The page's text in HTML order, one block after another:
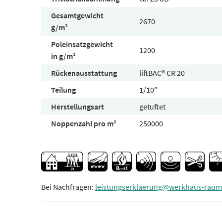
Gesamtgewicht
g/m²
2670
Poleinsatzgewicht
in g/m²
1200
Rückenausstattung
liftBAC® CR 20
Teilung
1/10"
Herstellungsart
getuftet
Noppenzahl pro m²
250000
Bei Nachfragen: leistungserklaerung@werkhaus-